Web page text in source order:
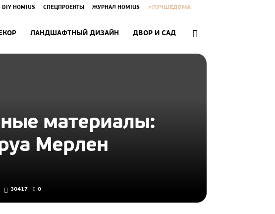
DIY HOMIUS СПЕЦПРОЕКТЫ ЖУРНАЛ HOMIUS #ЛУЧШЕДОМА
ЛАНДШАФТНЫЙ ДИЗАЙН ДВОР И САД
материалы:
Мерлен
30417 0